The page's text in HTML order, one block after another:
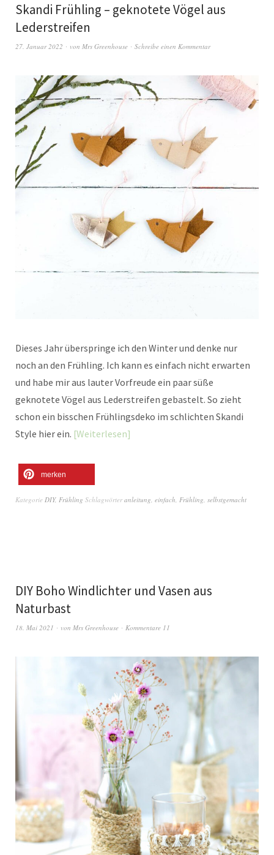
Skandi Frühling – geknotete Vögel aus
Lederstreifen
27. Januar 2022 von Mrs Greenhouse Schreibe einen Kommentar
Dieses Jahr überspringe ich den Winter und denke nur
noch an den Frühling. Ich kann es einfach nicht erwarten
und habe mir aus lauter Vorfreude ein paar süße
geknotete Vögel aus Lederstreifen gebastelt. So zieht
schon ein bisschen Frühlingsdeko im schlichten Skandi
Style hier ein. Weiterlesen
merken
Kategorie DIY, Frühling Schlagwörteranleitung einfach Frühling selbstgemacht
DIY Boho Windlichter und Vasen aus
Naturbast
18. Mai 2021 von Mrs Greenhouse Kommentare 11